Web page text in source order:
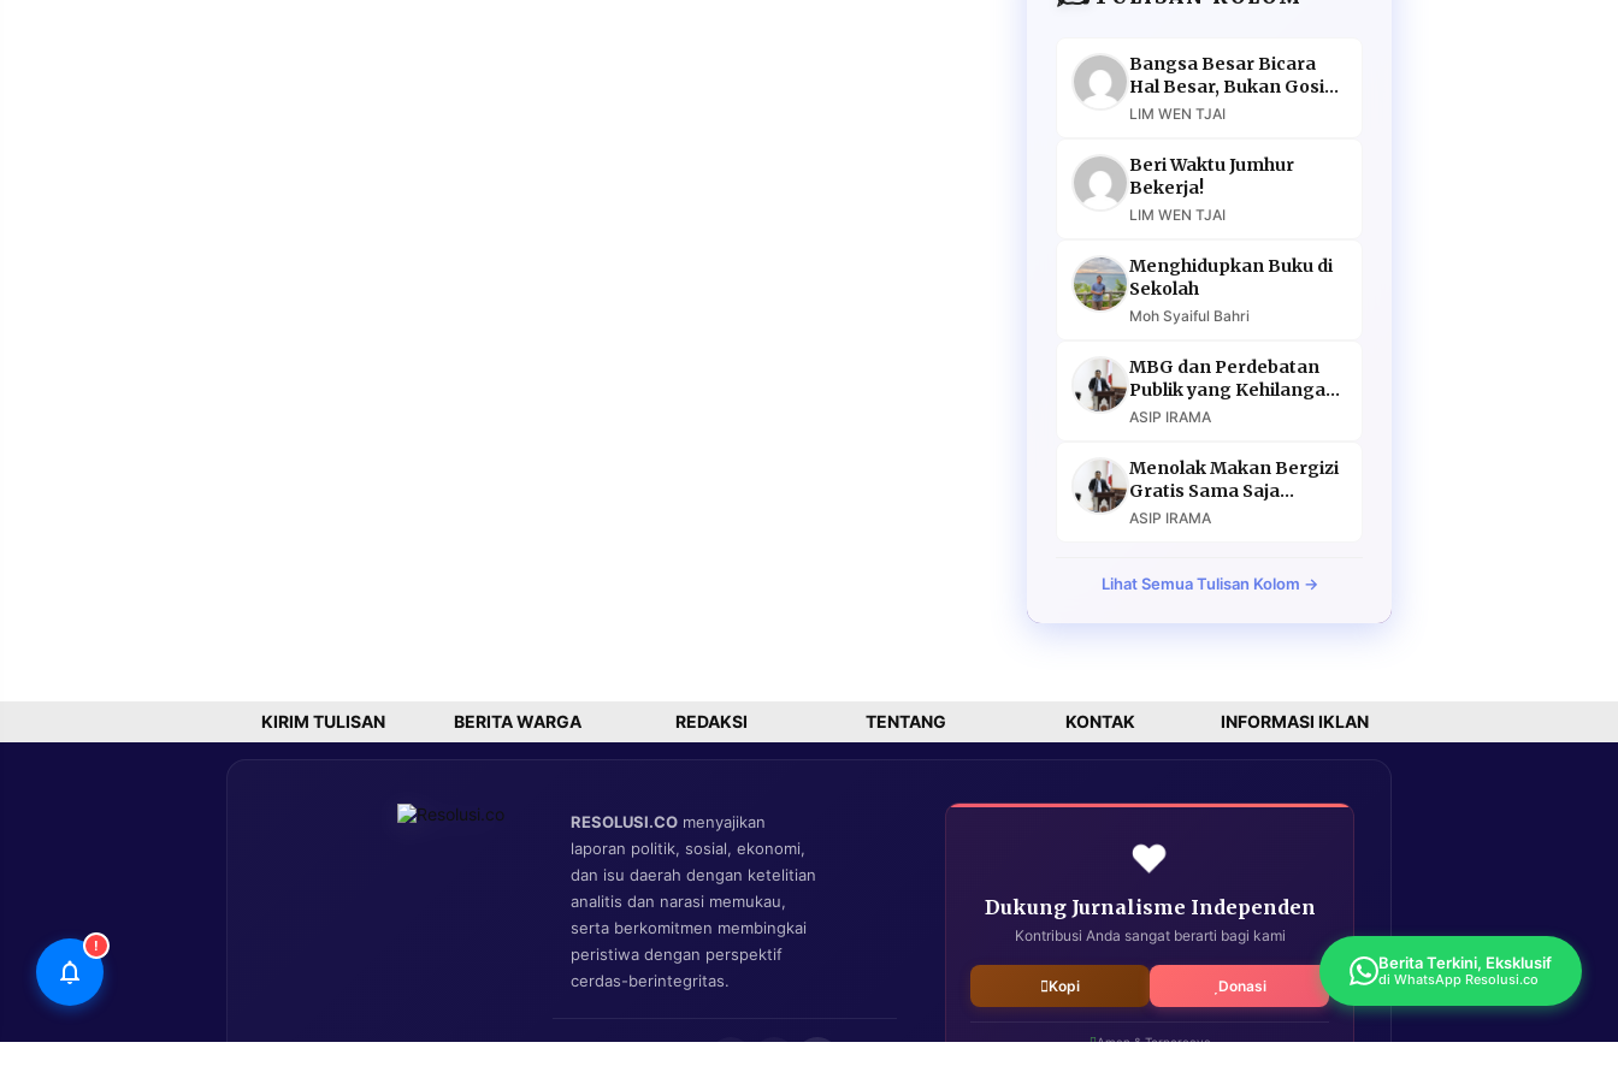
Bangsa Besar Bicara
Hal Besar, Bukan Gosip
Murahan
LIM WEN TJAI
Beri Waktu Jumhur
Bekerja!
LIM WEN TJAI
Menghidupkan Buku di
Sekolah
Moh Syaiful Bahri
MBG dan Perdebatan
Publik yang Kehilangan
Argumen
ASIP IRAMA
Menolak Makan Bergizi
Gratis Sama Saja
Menolak Masa Depan
ASIP IRAMA
Lihat Semua Tulisan Kolom →
KIRIM TULISAN BERITA WARGA REDAKSI TENTANG KONTAK INFORMASI IKLAN
RESOLUSI.CO menyajikan
laporan politik, sosial, ekonomi,
dan isu daerah dengan ketelitian
analitis dan narasi memukau,
serta berkomitmen membingkai
peristiwa dengan perspektif
cerdas-berintegritas.
❤️
Dukung Jurnalisme Independen
Kontribusi Anda sangat berarti bagi kami
Kopi Donasi
Aman & Terpercaya
!
Berita Terkini, Eksklusif
di WhatsApp Resolusi.co